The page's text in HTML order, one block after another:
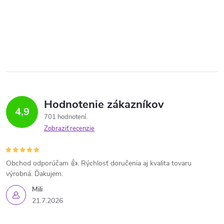
4,9 Hodnotenie zákazníkov
701 hodnotení
Zobraziť recenzie
Mili
21.7.2026
Obchod odporúčam 👍. Rýchlosť doručenia aj kvalita tovaru
výrobná. Ďakujem.